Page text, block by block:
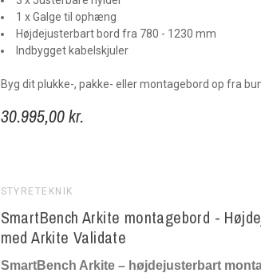
30.995,00 kr.
1 x Galge til ophæng
Højdejusterbart bord fra 780 - 1230 mm
Indbygget kabelskjuler
Byg dit plukke-, pakke- eller montagebord op fra
STYRETEKNIK
SmartBench Arkite montagebord -
med Arkite Validate
SmartBench Arkite – højdejusterbart